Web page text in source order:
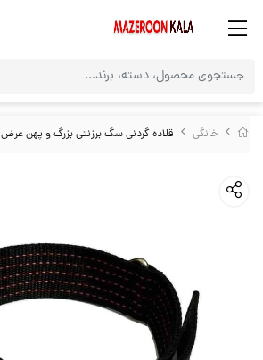
خانگی قلاده گردنی سگ برزنتی بزرگ و پهن عرض 5 سانت رنگ مشکی HPS-009G